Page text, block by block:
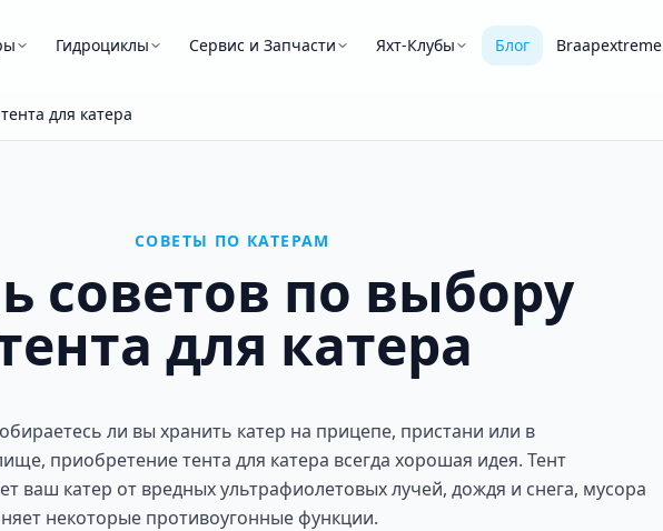
Гидроциклы Сервис и Запчасти Яхт-Клубы Блог Braapextreme
для катера
СОВЕТЫ ПО КАТЕРАМ
советов по выбору
для катера
ли вы хранить катер на прицепе, пристани или в
приобретение тента для катера всегда хорошая идея. Тент
ваш катер от вредных ультрафиолетовых лучей, дождя и снега, мусора
некоторые противоугонные функции.